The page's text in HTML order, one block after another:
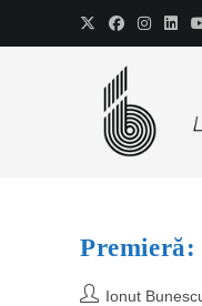
Premieră:
Ionut